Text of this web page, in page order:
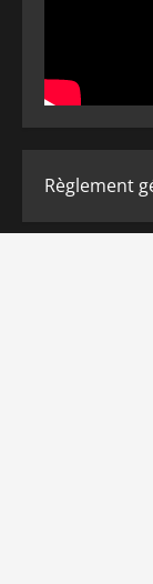
Règlement